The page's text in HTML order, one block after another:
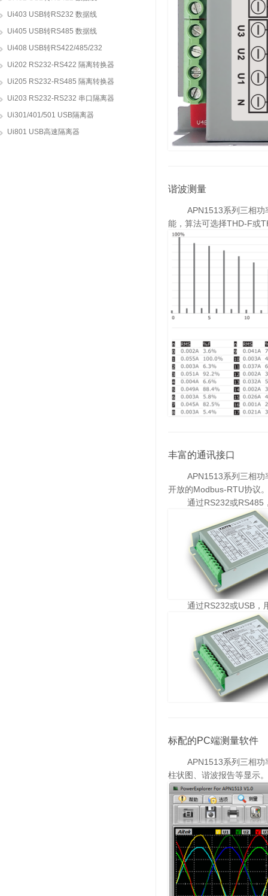
Ui403 USB转RS232 数据线
Ui405 USB转RS485 数据线
Ui408 USB转RS422/485/232
Ui202 RS232-RS422 隔离转换器
Ui205 RS232-RS485 隔离转换器
Ui203 RS232-RS232 串口隔离器
Ui301/401/501 USB隔离器
Ui801 USB高速隔离器
谐波测量
APN1513系列三相功率
能，算法可选择THD-F或
丰富的通讯接口
APN1513系列三相功率
开放的Modbus-RTU协议
通过RS232或RS485，
通过RS232或USB，用
标配的PC端测量软件
APN1513系列三相功率
柱状图、谐波报告等显示。